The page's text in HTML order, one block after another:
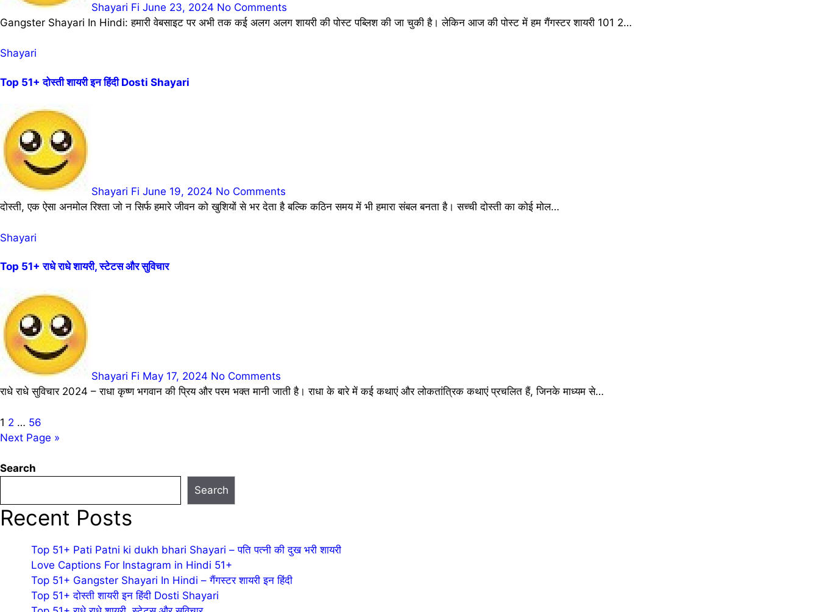
Shayari Fi June 23, 2024 No Comments
Gangster Shayari In Hindi: हमारी वेबसाइट पर अभी तक कई अलग अलग शायरी की पोस्ट पब्लिश की जा चुकी है। लेकिन आज की पोस्ट में हम गैंगस्टर शायरी 101 2…
Shayari
Top 51+ दोस्ती शायरी इन हिंदी Dosti Shayari
Shayari Fi June 19, 2024 No Comments
दोस्ती, एक ऐसा अनमोल रिश्ता जो न सिर्फ हमारे जीवन को खुशियों से भर देता है बल्कि कठिन समय में भी हमारा संबल बनता है। सच्ची दोस्ती का कोई मोल…
Shayari
Top 51+ राधे राधे शायरी, स्टेटस और सुविचार
Shayari Fi May 17, 2024 No Comments
राधे राधे सुविचार 2024 – राधा कृष्ण भगवान की प्रिय और परम भक्त मानी जाती है। राधा के बारे में कई कथाएं और लोकतांत्रिक कथाएं प्रचलित हैं, जिनके माध्यम से…
Posts
pagination
1 2 … 56
Next Page »
Search
Search
Recent Posts
Top 51+ Pati Patni ki dukh bhari Shayari – पति पत्नी की दुख भरी शायरी
Love Captions For Instagram in Hindi 51+
Top 51+ Gangster Shayari In Hindi – गैंगस्टर शायरी इन हिंदी
Top 51+ दोस्ती शायरी इन हिंदी Dosti Shayari